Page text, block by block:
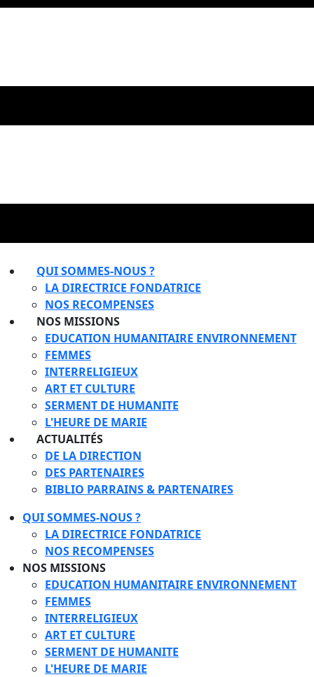
QUI SOMMES-NOUS ?
LA DIRECTRICE FONDATRICE
NOS RECOMPENSES
NOS MISSIONS
EDUCATION HUMANITAIRE ENVIRONNEMENT
FEMMES
INTERRELIGIEUX
ART ET CULTURE
SERMENT DE HUMANITE
L'HEURE DE MARIE
ACTUALITÉS
DE LA DIRECTION
DES PARTENAIRES
BIBLIO PARRAINS & PARTENAIRES
QUI SOMMES-NOUS ?
LA DIRECTRICE FONDATRICE
NOS RECOMPENSES
NOS MISSIONS
EDUCATION HUMANITAIRE ENVIRONNEMENT
FEMMES
INTERRELIGIEUX
ART ET CULTURE
SERMENT DE HUMANITE
L'HEURE DE MARIE